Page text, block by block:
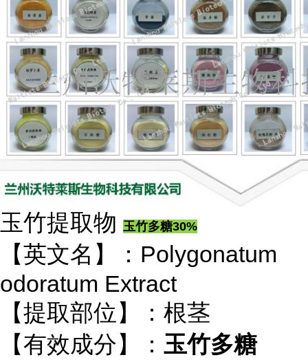
玉竹提取物 玉竹多糖30%
【英文名】：Polygonatum
odoratum Extract
【提取部位】：根茎
【有效成分】： 玉竹多糖